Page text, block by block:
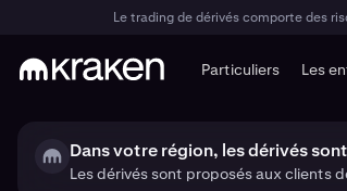
Le trading de dérivés comporte des
Particuliers Les
Dans votre région, les dérivés
Les dérivés sont proposés aux clients